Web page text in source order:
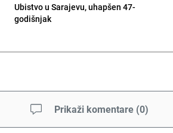
Ubistvo u Sarajevu, uhapšen 47-
godišnjak
Prikaži komentare (0)